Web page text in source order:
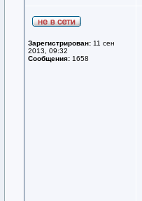
Зарегистрирован: 11 сен
2013, 09:32
Сообщения: 1658